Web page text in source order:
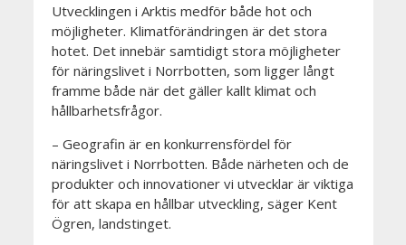
Utvecklingen i Arktis medför både hot och
möjligheter. Klimatförändringen är det stora
hotet. Det innebär samtidigt stora möjligheter
för näringslivet i Norrbotten, som ligger långt
framme både när det gäller kallt klimat och
hållbarhetsfrågor.
– Geografin är en konkurrensfördel för
näringslivet i Norrbotten. Både närheten och de
produkter och innovationer vi utvecklar är viktiga
för att skapa en hållbar utveckling, säger Kent
Ögren, landstinget.